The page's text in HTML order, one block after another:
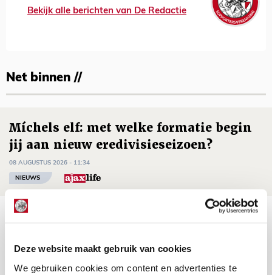
Deze website maakt gebruik van cookies
We gebruiken cookies om content en advertenties te
Bekijk alle berichten van De Redactie
Net binnen //
Míchels elf: met welke formatie begin
jij aan nieuw eredivisieseizoen?
08 AUGUSTUS 2026 - 11:34
NIEUWS
Spelen bij Jong Ajax of Ajax 1? Dat
08 AUGUSTUS 2026 - 10:04
NIEUWS